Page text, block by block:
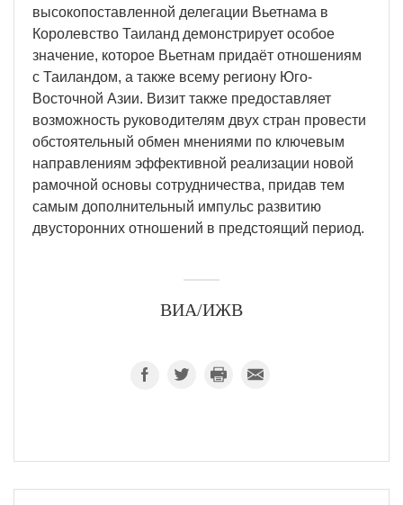
высокопоставленной делегации Вьетнама в
Королевство Таиланд демонстрирует особое
значение, которое Вьетнам придаёт отношениям
с Таиландом, а также всему региону Юго-
Восточной Азии. Визит также предоставляет
возможность руководителям двух стран провести
обстоятельный обмен мнениями по ключевым
направлениям эффективной реализации новой
рамочной основы сотрудничества, придав тем
самым дополнительный импульс развитию
двусторонних отношений в предстоящий период.
ВИА/ИЖВ